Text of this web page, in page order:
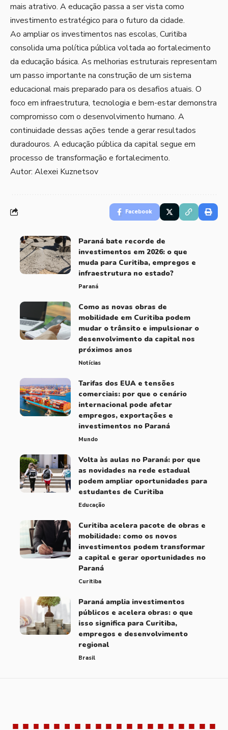
mais atrativo. A educação passa a ser vista como
investimento estratégico para o futuro da cidade.
Ao ampliar os investimentos nas escolas, Curitiba
consolida uma política pública voltada ao fortalecimento
da educação básica. As melhorias estruturais representam
um passo importante na construção de um sistema
educacional mais preparado para os desafios atuais. O
foco em infraestrutura, tecnologia e bem-estar demonstra
compromisso com o desenvolvimento humano. A
continuidade dessas ações tende a gerar resultados
duradouros. A educação pública da capital segue em
processo de transformação e fortalecimento.
Autor: Alexei Kuznetsov
Facebook
Paraná bate recorde de
investimentos em 2026: o que
muda para Curitiba, empregos e
infraestrutura no estado?
Paraná
Como as novas obras de
mobilidade em Curitiba podem
mudar o trânsito e impulsionar o
desenvolvimento da capital nos
próximos anos
Notícias
Tarifas dos EUA e tensões
comerciais: por que o cenário
internacional pode afetar
empregos, exportações e
investimentos no Paraná
Mundo
Volta às aulas no Paraná: por que
as novidades na rede estadual
podem ampliar oportunidades para
estudantes de Curitiba
Educação
Curitiba acelera pacote de obras e
mobilidade: como os novos
investimentos podem transformar
a capital e gerar oportunidades no
Paraná
Curitiba
Paraná amplia investimentos
públicos e acelera obras: o que
isso significa para Curitiba,
empregos e desenvolvimento
regional
Brasil